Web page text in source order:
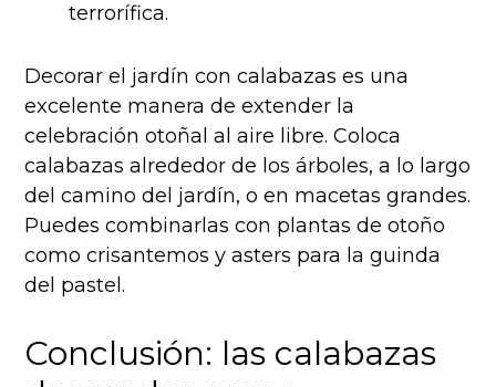
terrorífica.
Decorar el jardín con calabazas es una
excelente manera de extender la
celebración otoñal al aire libre. Coloca
calabazas alrededor de los árboles, a lo largo
del camino del jardín, o en macetas grandes.
Puedes combinarlas con plantas de otoño
como crisantemos y asters para la guinda
del pastel.
Conclusión: las calabazas